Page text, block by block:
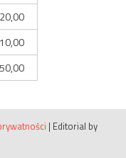
20,00
10,00
50,00
| Editorial by